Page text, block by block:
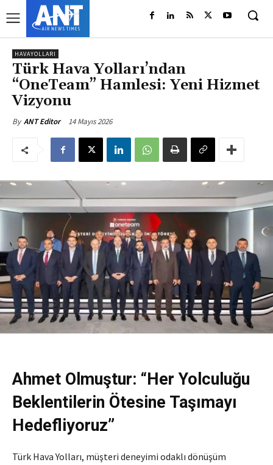
HAVAYOLLARI
Türk Hava Yolları’ndan
“OneTeam” Hamlesi: Yeni Hizmet
Vizyonu
By ANT Editor 14 Mayıs 2026
Ahmet Olmuştur: “Her Yolculuğu
Beklentilerin Ötesine Taşımayı
Hedefliyoruz”
Türk Hava Yolları, müşteri deneyimi odaklı dönüşüm